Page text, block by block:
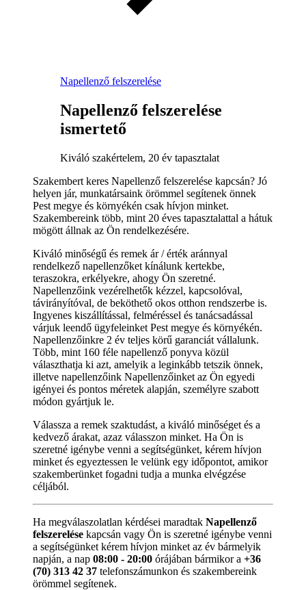
Napellenző felszerelése
Napellenző felszerelése
ismertető
Kiváló szakértelem, 20 év tapasztalat
Szakembert keres Napellenző felszerelése kapcsán? Jó
helyen jár, munkatársaink örömmel segítenek önnek
Pest megye és környékén csak hívjon minket.
Szakembereink több, mint 20 éves tapasztalattal a hátuk
mögött állnak az Ön rendelkezésére.
Kiváló minőségű és remek ár / érték aránnyal
rendelkező napellenzőket kínálunk kertekbe,
teraszokra, erkélyekre, ahogy Ön szeretné.
Napellenzőink vezérelhetők kézzel, kapcsolóval,
távirányítóval, de beköthető okos otthon rendszerbe is.
Ingyenes kiszállítással, felméréssel és tanácsadással
várjuk leendő ügyfeleinket Pest megye és környékén.
Napellenzőinkre 2 év teljes körű garanciát vállalunk.
Több, mint 160 féle napellenző ponyva közül
választhatja ki azt, amelyik a leginkább tetszik önnek,
illetve napellenzőink Napellenzőinket az Ön egyedi
igényei és pontos méretek alapján, személyre szabott
módon gyártjuk le.
Válassza a remek szaktudást, a kiváló minőséget és a
kedvező árakat, azaz válasszon minket. Ha Ön is
szeretné igénybe venni a segítségünket, kérem hívjon
minket és egyeztessen le velünk egy időpontot, amikor
szakemberünket fogadni tudja a munka elvégzése
céljából.
Ha megválaszolatlan kérdései maradtak Napellenző
felszerelése kapcsán vagy Ön is szeretné igénybe venni
a segítségünket kérem hívjon minket az év bármelyik
napján, a nap 08:00 - 20:00 órájában bármikor a +36
(70) 313 42 37 telefonszámunkon és szakembereink
örömmel segítenek.